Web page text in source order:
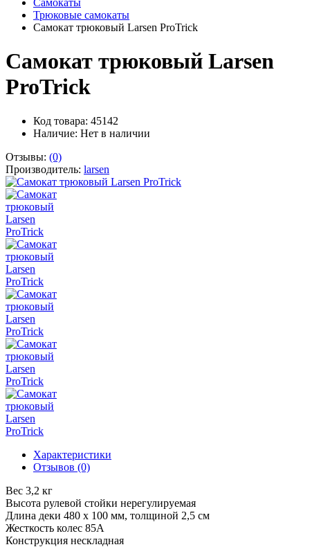
Самокаты
Трюковые самокаты
Самокат трюковый Larsen ProTrick
Самокат трюковый Larsen
ProTrick
Код товара: 45142
Наличие: Нет в наличии
Отзывы: (0)
Производитель: larsen
Характеристики
Отзывов (0)
Вес 3,2 кг
Высота рулевой стойки нерегулируемая
Длина деки 480 х 100 мм, толщиной 2,5 см
Жесткость колес 85А
Конструкция нескладная